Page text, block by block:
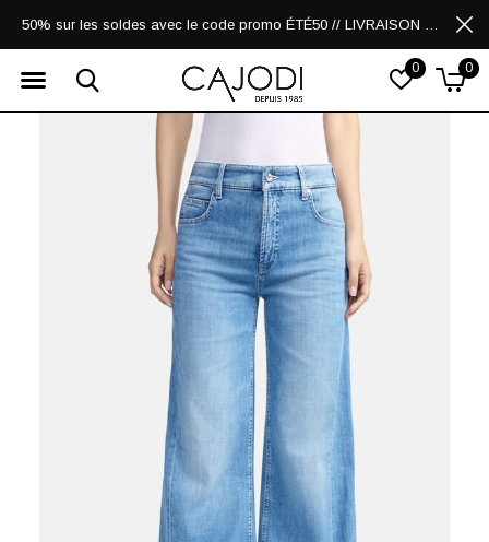
0 0
50% sur les soldes avec le code promo ÉTÉ50 // LIVRAISON GRATUITE POUR LES ACHATS DE 250$ ET PLUS